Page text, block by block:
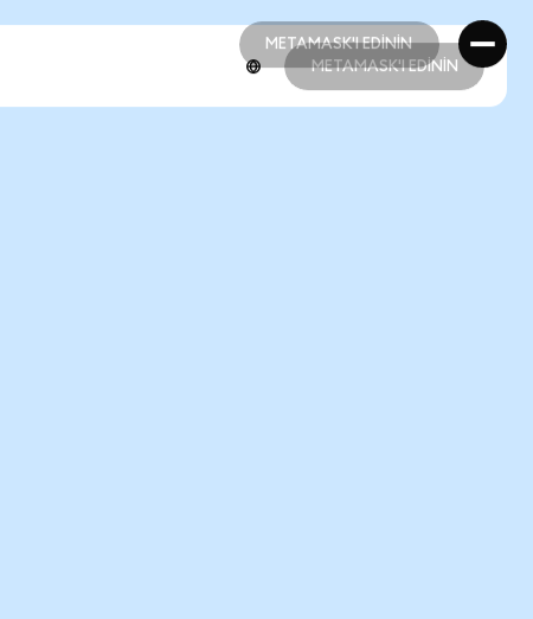
METAMASK'I EDİNİN
METAMASK'I EDİNİN
METAMASK'I EDİNİN